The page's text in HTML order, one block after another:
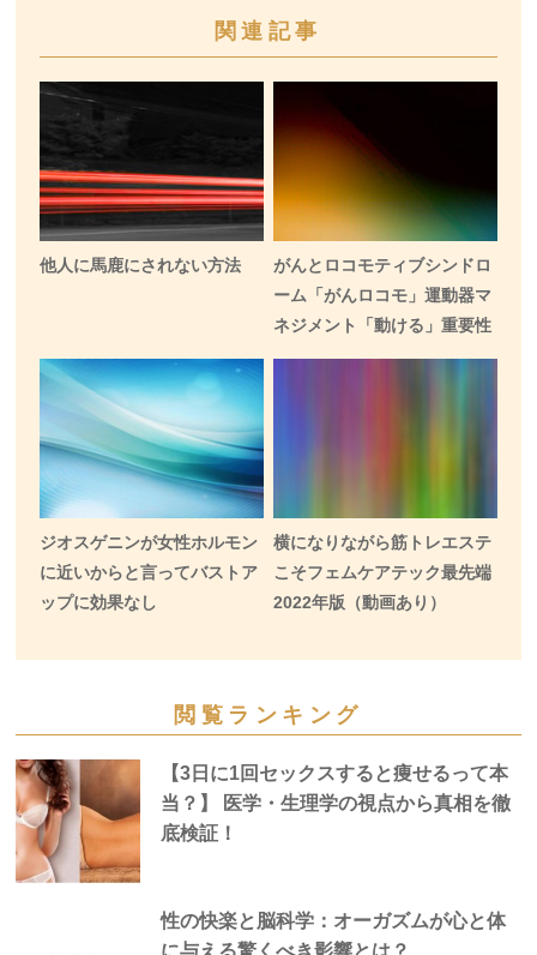
関連記事
他人に馬鹿にされない方法
がんとロコモティブシンドロ
ーム「がんロコモ」運動器マ
ネジメント「動ける」重要性
ジオスゲニンが女性ホルモン
に近いからと言ってバストア
ップに効果なし
横になりながら筋トレエステ
こそフェムケアテック最先端
2022年版（動画あり）
閲覧ランキング
【3日に1回セックスすると痩せるって本
当？】 医学・生理学の視点から真相を徹
底検証！
性の快楽と脳科学：オーガズムが心と体